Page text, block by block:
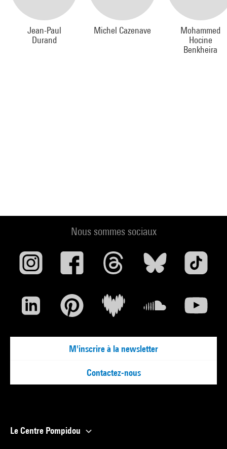
Jean-Paul
Durand
Michel Cazenave
Mohammed
Hocine
Benkheira
Nous sommes sociaux
M'inscrire à la newsletter
Contactez-nous
Le Centre Pompidou